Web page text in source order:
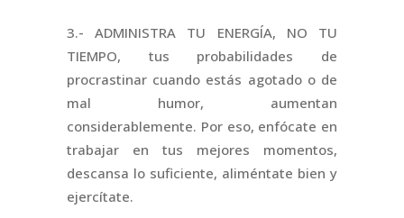
3.- ADMINISTRA TU ENERGÍA, NO TU
TIEMPO, tus probabilidades de
procrastinar cuando estás agotado o de
mal humor, aumentan
considerablemente. Por eso, enfócate en
trabajar en tus mejores momentos,
descansa lo suficiente, aliméntate bien y
ejercítate.